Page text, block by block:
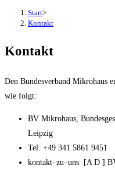
Start>
Kontakt
Kontakt
Den Bundesverband Mikrohaus
wie folgt:
BV Mikrohaus,
Leipzig
Tel. +49 341 5861 9451
kontakt–zu–uns [A D ]